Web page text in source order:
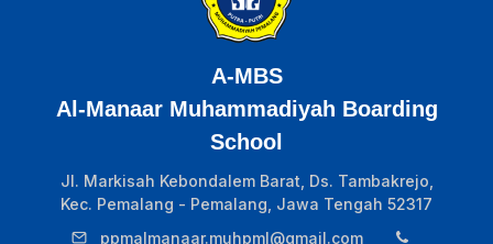
A-MBS
Al-Manaar Muhammadiyah Boarding
School
Jl. Markisah Kebondalem Barat, Ds. Tambakrejo,
Kec. Pemalang - Pemalang, Jawa Tengah 52317
ppmalmanaar.muhpml@gmail.com